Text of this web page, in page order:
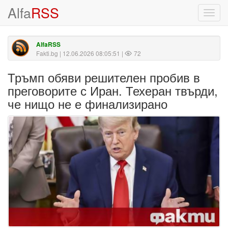
AlfaRSS
AlfaRSS
Fakti.bg | 12.06.2026 08:05:51 | 72
Тръмп обяви решителен пробив в
преговорите с Иран. Техеран твърди,
че нищо не е финализирано